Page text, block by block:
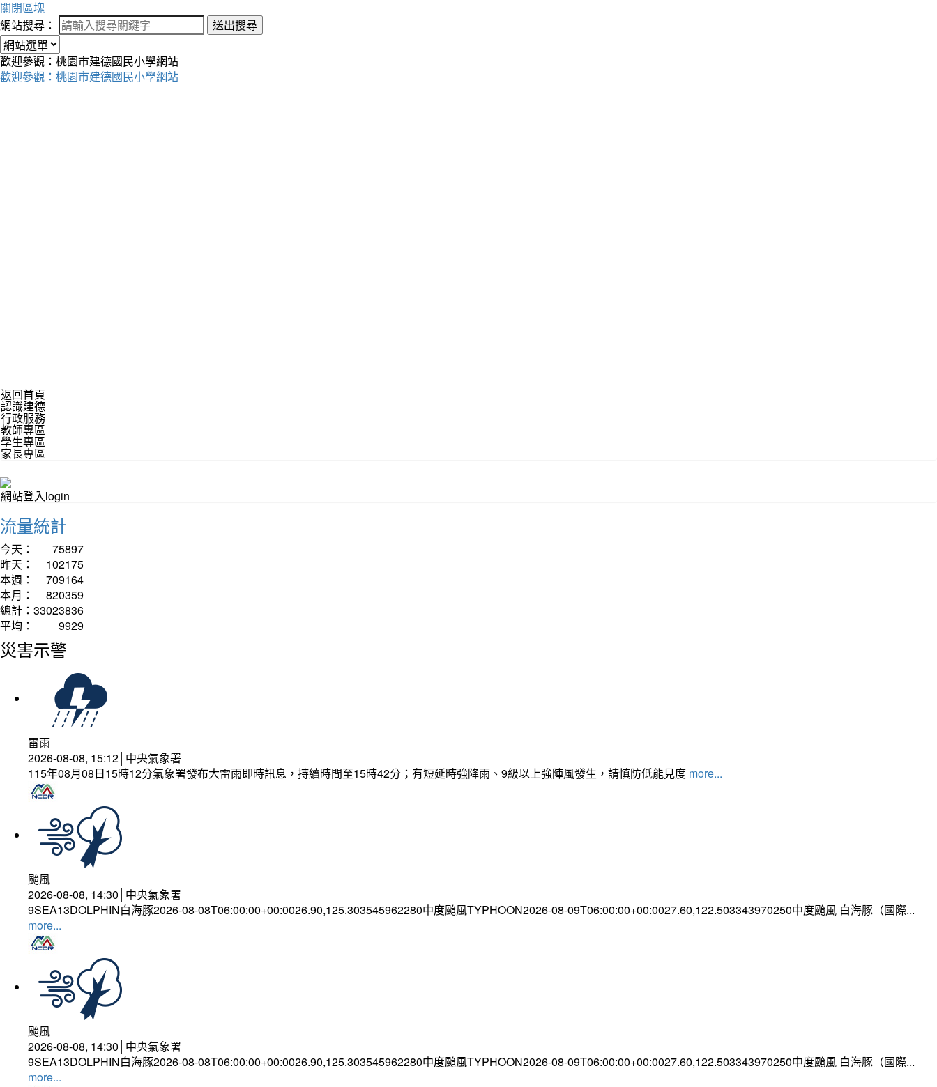
關閉區塊
網站搜尋：
送出搜尋
歡迎參觀：桃園市建德國民小學網站
歡迎參觀：桃園市建德國民小學網站
返回首頁
認識建德
行政服務
教師專區
學生專區
家長專區
網站登入login
流量統計
今天：
75897
昨天：
102175
本週：
709164
本月：
820359
總計： 33023836
平均：
9929
災害示警
雷雨
2026-08-08, 15:12│中央氣象署
115年08月08日15時12分氣象署發布大雷雨即時訊息，持續時間至15時42分；有短延時強降雨、9級以上強陣風發生，請慎防低能見度 more...
颱風
2026-08-08, 14:30│中央氣象署
9SEA13DOLPHIN白海豚2026-08-08T06:00:00+00:0026.90,125.303545962280中度颱風TYPHOON2026-08-09T06:00:00+00:0027.60,122.503343970250中度颱風 白海豚（國際...
more...
颱風
2026-08-08, 14:30│中央氣象署
9SEA13DOLPHIN白海豚2026-08-08T06:00:00+00:0026.90,125.303545962280中度颱風TYPHOON2026-08-09T06:00:00+00:0027.60,122.503343970250中度颱風 白海豚（國際...
more...